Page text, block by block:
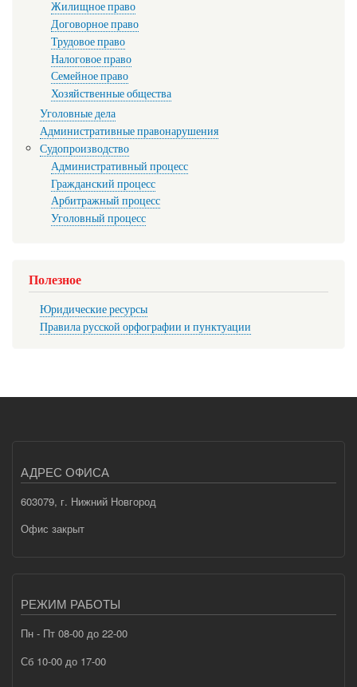
Жилищное право
Договорное право
Трудовое право
Налоговое право
Семейное право
Хозяйственные общества
Уголовные дела
Административные правонарушения
Судопроизводство
Административный процесс
Гражданский процесс
Арбитражный процесс
Уголовный процесс
Полезное
Юридические ресурсы
Правила русской орфографии и пунктуации
АДРЕС ОФИСА
603079, г. Нижний Новгород
Офис закрыт
РЕЖИМ РАБОТЫ
Пн - Пт 08-00 до 22-00
Сб 10-00 до 17-00